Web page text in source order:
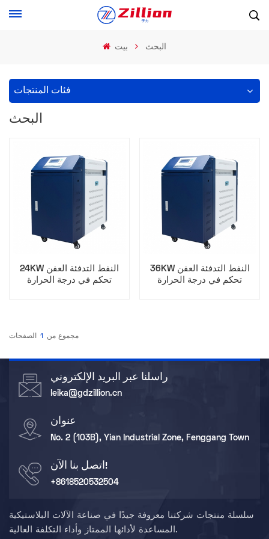
بيت البحث
فئات المنتجات
البحث
24KW النفط التدفئة العفن
تحكم في درجة الحرارة
36KW النفط التدفئة العفن
تحكم في درجة الحرارة
مجموع من 1 الصفحات
راسلنا عبر البريد الإلكتروني
leika@gdzillion.cn
عنوان
No. 2 (103B), Yian Industrial Zone, Fenggang Town
اتصل بنا الآن!
+8618520532504
سلسلة منتجات شركتنا معروفة جيدًا في صناعة الآلات البلاستيكية
المساعدة لأدائها الممتاز وأداء التكلفة العالية.